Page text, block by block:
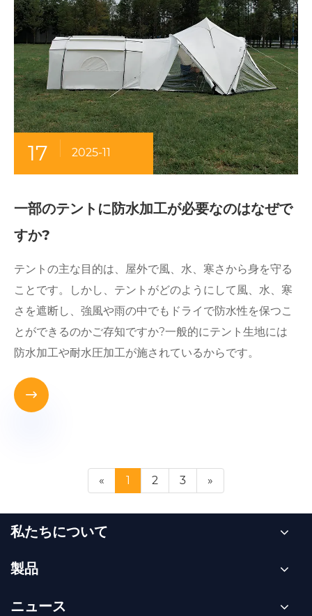
17 2025-11
一部のテントに防水加工が必要なのはなぜで
すか?
テントの主な目的は、屋外で風、水、寒さから身を守る
ことです。しかし、テントがどのようにして風、水、寒
さを遮断し、強風や雨の中でもドライで防水性を保つこ
とができるのかご存知ですか?一般的にテント生地には
防水加工や耐水圧加工が施されているからです。

« 1 2 3 »
私たちについて
製品
ニュース